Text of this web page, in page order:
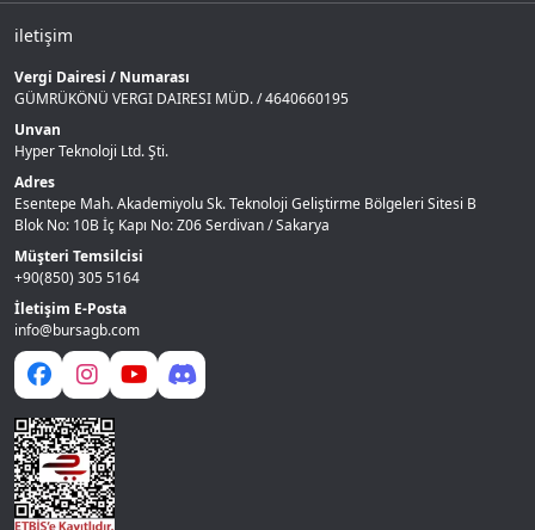
iletişim
Vergi Dairesi / Numarası
GÜMRÜKÖNÜ VERGI DAIRESI MÜD. / 4640660195
Unvan
Hyper Teknoloji Ltd. Şti.
Adres
Esentepe Mah. Akademiyolu Sk. Teknoloji Geliştirme Bölgeleri Sitesi B
Blok No: 10B İç Kapı No: Z06 Serdivan / Sakarya
Müşteri Temsilcisi
+90(850) 305 5164
İletişim E-Posta
info@bursagb.com